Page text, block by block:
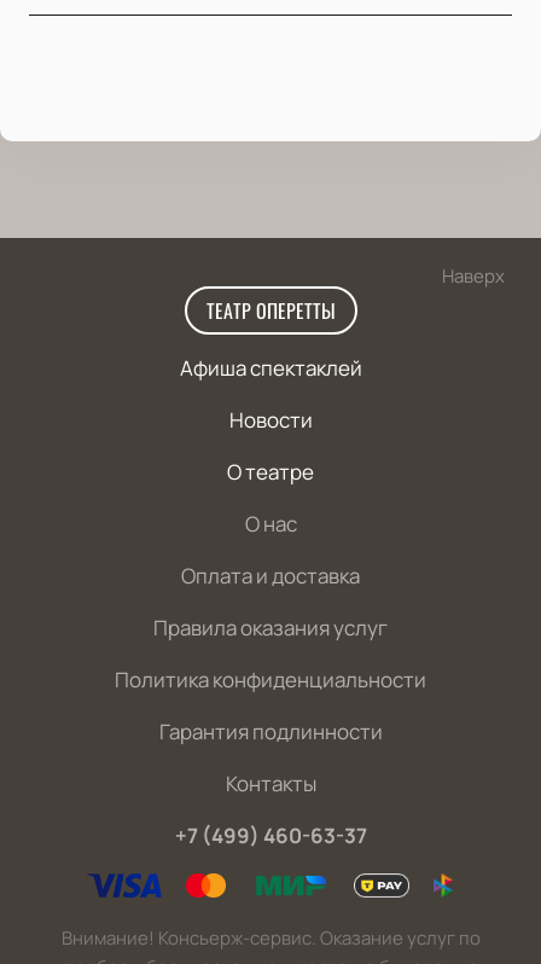
Наверх
ТЕАТР ОПЕРЕТТЫ
Афиша спектаклей
Новости
О театре
О нас
Оплата и доставка
Правила оказания услуг
Политика конфиденциальности
Гарантия подлинности
Контакты
+7 (499) 460-63-37
Внимание! Консьерж-сервис. Оказание услуг по